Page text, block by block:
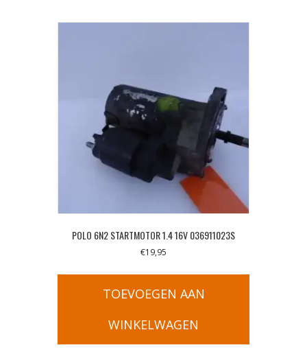
POLO 6N2 STARTMOTOR 1.4 16V 036911023S
€19,95
TOEVOEGEN AAN
WINKELWAGEN